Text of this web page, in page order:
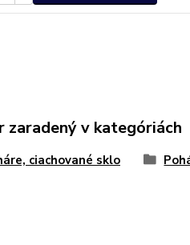
zaradený v kategóriách
ciachované sklo